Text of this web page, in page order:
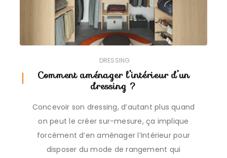
DRESSING
Comment aménager l’intérieur d’un
dressing ?
Concevoir son dressing, d’autant plus quand
on peut le créer sur-mesure, ça implique
forcément d’en aménager l’intérieur pour
disposer du mode de rangement qui